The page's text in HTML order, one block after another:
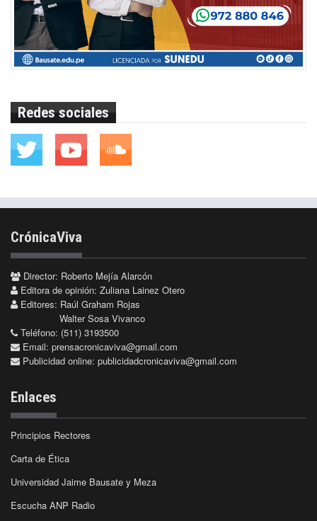
Redes sociales
CrónicaViva
Director: Roberto Mejía Alarcón
Editora de opinión: Zuliana Lainez Otero
Editores: Raúl Graham Rojas
Walter Sosa Vivanco
Teléfono: (511) 3193500
Email: prensacronicaviva@gmail.com
Publicidad online: publicidadcronicaviva@gmail.com
Enlaces
Principios Rectores
Carta de Ética
Universidad Jaime Bausate y Meza
Escucha ANP Radio